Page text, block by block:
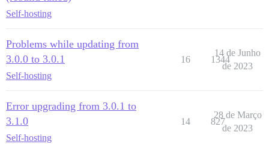
Self-hosting
Problems while updating from
3.0.0 to 3.0.1
Self-hosting
16 1344
14 de Junho
de 2023
Error upgrading from 3.0.1 to
3.1.0
Self-hosting
14 827
28 de Março
de 2023